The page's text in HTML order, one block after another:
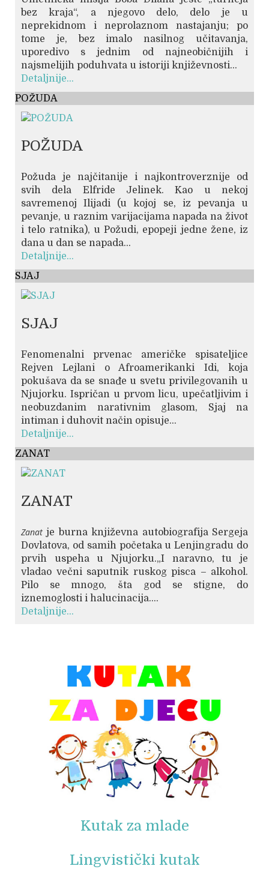
bez kraja“, a njegovo delo, delo je u
neprekidnom i neprolaznom nastajanju; po
tome je, bez imalo nasilnog učitavanja,
uporedivo s jednim od najneobičnijih i
najsmelijih poduhvata u istoriji književnosti...
Detaljnije...
POŽUDA
POŽUDA
Požuda je najčitanije i najkontroverznije od
svih dela Elfride Jelinek. Kao u nekoj
savremenoj Ilijadi (u kojoj se, iz pevanja u
pevanje, u raznim varijacijama napada na život
i telo ratnika), u Požudi, epopeji jedne žene, iz
dana u dan se napada...
Detaljnije...
SJAJ
SJAJ
Fenomenalni prvenac američke spisateljice
Rejven Lejlani o Afroamerikanki Idi, koja
pokušava da se snađe u svetu privilegovanih u
Njujorku. Ispričan u prvom licu, upečatljivim i
neobuzdanim narativnim glasom, Sjaj na
intiman i duhovit način opisuje...
Detaljnije...
ZANAT
ZANAT
Zanat je burna književna autobiografija Sergeja
Dovlatova, od samih početaka u Lenjingradu do
prvih uspeha u Njujorku.„I naravno, tu je
vladao večni saputnik ruskog pisca – alkohol.
Pilo se mnogo, šta god se stigne, do
iznemoglosti i halucinacija....
Detaljnije...
Kutak za mlade
Lingvistički kutak